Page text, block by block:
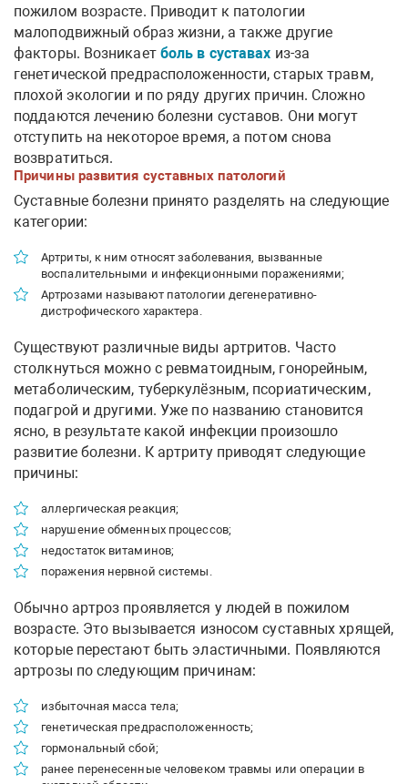
пожилом возрасте. Приводит к патологии
малоподвижный образ жизни, а также другие
факторы. Возникает боль в суставах из-за
генетической предрасположенности, старых травм,
плохой экологии и по ряду других причин. Сложно
поддаются лечению болезни суставов. Они могут
отступить на некоторое время, а потом снова
возвратиться.
Причины развития суставных патологий
Суставные болезни принято разделять на следующие
категории:
Артриты, к ним относят заболевания, вызванные
воспалительными и инфекционными поражениями;
Артрозами называют патологии дегенеративно-
дистрофического характера.
Существуют различные виды артритов. Часто
столкнуться можно с ревматоидным, гонорейным,
метаболическим, туберкулёзным, псориатическим,
подагрой и другими. Уже по названию становится
ясно, в результате какой инфекции произошло
развитие болезни. К артриту приводят следующие
причины:
аллергическая реакция;
нарушение обменных процессов;
недостаток витаминов;
поражения нервной системы.
Обычно артроз проявляется у людей в пожилом
возрасте. Это вызывается износом суставных хрящей,
которые перестают быть эластичными. Появляются
артрозы по следующим причинам:
избыточная масса тела;
генетическая предрасположенность;
гормональный сбой;
ранее перенесенные человеком травмы или операции в